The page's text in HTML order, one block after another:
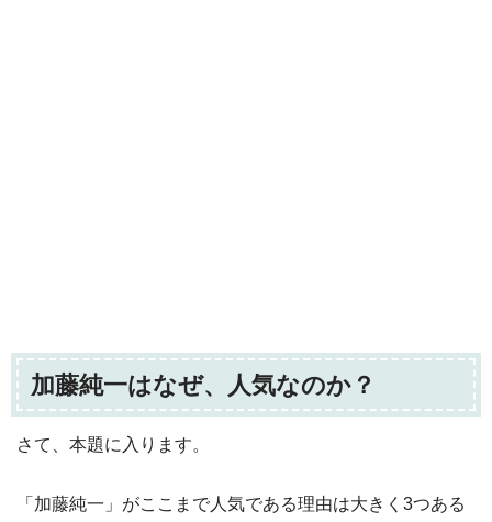
加藤純一はなぜ、人気なのか？
さて、本題に入ります。
「加藤純一」がここまで人気である理由は大きく3つある